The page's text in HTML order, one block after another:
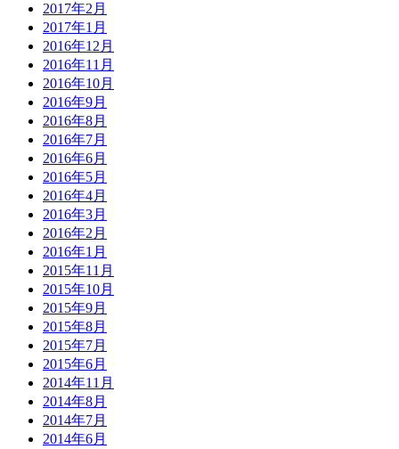
2017年2月
2017年1月
2016年12月
2016年11月
2016年10月
2016年9月
2016年8月
2016年7月
2016年6月
2016年5月
2016年4月
2016年3月
2016年2月
2016年1月
2015年11月
2015年10月
2015年9月
2015年8月
2015年7月
2015年6月
2014年11月
2014年8月
2014年7月
2014年6月